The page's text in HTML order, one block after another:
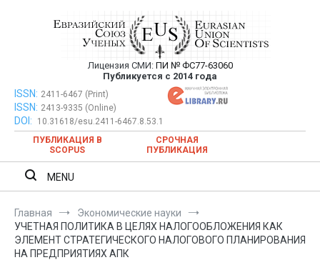
Евразийский Союз Ученых —
публикация научных статей в
ежемесячном научном журнале
Лицензия СМИ: ПИ № ФС77-63060
Публикуется с 2014 года
Евразийский Союз Ученых — публикация научных статей в
ежемесячном научном журнале
ISSN: 2411-6467 (Print)
ISSN: 2413-9335 (Online)
DOI:
10.31618/esu.2411-6467.8.53.1
ПУБЛИКАЦИЯ В
SCOPUS
СРОЧНАЯ
ПУБЛИКАЦИЯ
MENU
Главная
Экономические науки
УЧЕТНАЯ ПОЛИТИКА В ЦЕЛЯХ НАЛОГООБЛОЖЕНИЯ КАК
ЭЛЕМЕНТ СТРАТЕГИЧЕСКОГО НАЛОГОВОГО ПЛАНИРОВАНИЯ
НА ПРЕДПРИЯТИЯХ АПК